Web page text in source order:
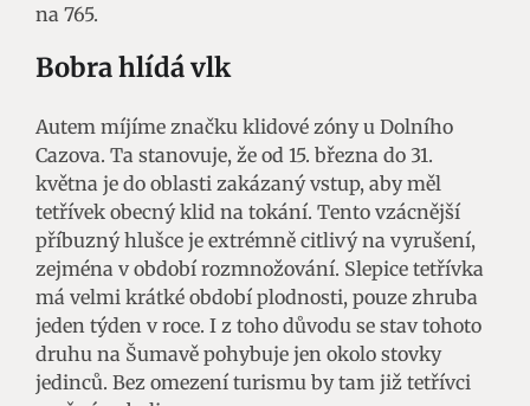
na 765.
Bobra hlídá vlk
Autem míjíme značku klidové zóny u Dolního
Cazova. Ta stanovuje, že od 15. března do 31.
května je do oblasti zakázaný vstup, aby měl
tetřívek obecný klid na tokání. Tento vzácnější
příbuzný hlušce je extrémně citlivý na vyrušení,
zejména v období rozmnožování. Slepice tetřívka
má velmi krátké období plodnosti, pouze zhruba
jeden týden v roce. I z toho důvodu se stav tohoto
druhu na Šumavě pohybuje jen okolo stovky
jedinců. Bez omezení turismu by tam již tetřívci